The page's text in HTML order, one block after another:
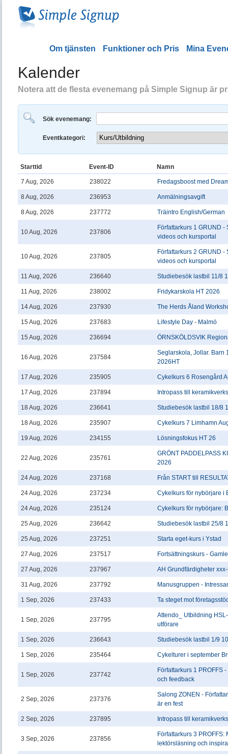
Om tjänsten Funktioner och Pris Mina
Kalender
Notera att de flesta evenemang på Simple Signup är
Sök evenemang:
Eventkategori:
Starttid Event-ID Namn
7 Aug, 2026 238022 Fredagsboost med
8 Aug, 2026 236953 Anmälningsavgift
8 Aug, 2026 237772 Träintro English/German
10 Aug, 2026 237806
Författarkurs 1 GRUND -
videos och kursportal
10 Aug, 2026 237805
Författarkurs 2 GRUND -
videos och kursportal
11 Aug, 2026 236640 Studiebesök lastbil 11/8
11 Aug, 2026 238002 Fridykarskola HT 2026
14 Aug, 2026 237930 The Herds Åland
15 Aug, 2026 237683 Lifestyle Day - Malmö
15 Aug, 2026 236694 ÖRNSKÖLDSVIK
16 Aug, 2026 237584
Seglarskola, Jollar. Barn
2026HT
17 Aug, 2026 235905 Cykelkurs 6 Rosengård
17 Aug, 2026 237894 Intropass till
18 Aug, 2026 236641 Studiebesök lastbil 18/8
18 Aug, 2026 235907 Cykelkurs 7 Limhamn
19 Aug, 2026 234155 Lösningsfokus HT 26
22 Aug, 2026 235761
GRÖNT PADDELPASS
2026
24 Aug, 2026 237168 Från START till
24 Aug, 2026 237234 Cykelkurs för nybörjare i
24 Aug, 2026 235124 Cykelkurs för nybörjare:
25 Aug, 2026 236642 Studiebesök lastbil 25/8
25 Aug, 2026 237251 Starta eget-kurs i Ystad
27 Aug, 2026 237517 Fortsättningskurs -
27 Aug, 2026 237967 AH Grundfärdigheter
31 Aug, 2026 237792 Manusgruppen -
1 Sep, 2026 237433 Ta steget mot
1 Sep, 2026 237795
Attendo_ Utbildning
utförare
1 Sep, 2026 236643 Studiebesök lastbil 1/9
1 Sep, 2026 235464 Cykelturer i september
1 Sep, 2026 237742
Författarkurs 1 PROFFS
och feedback
2 Sep, 2026 237376
Salong ZONEN -
är en fest
2 Sep, 2026 237895 Intropass till
3 Sep, 2026 237856
Författarkurs 3 PROFFS:
lektörsläsning och